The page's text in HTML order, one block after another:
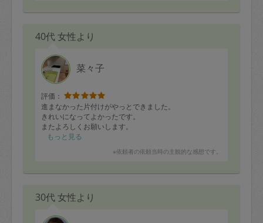
40代 女性より
菜々子
評価：
進まなかった片付けがやっとできました。
きれいになってよかったです。
またよろしくお願いします。
もっと見る
※依頼者の依頼当時の主観的な感想です。
30代 女性より